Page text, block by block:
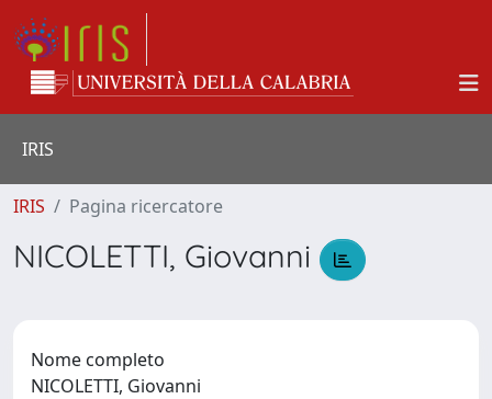
IRIS
IRIS Pagina ricercatore
NICOLETTI, Giovanni
Nome completo
NICOLETTI, Giovanni